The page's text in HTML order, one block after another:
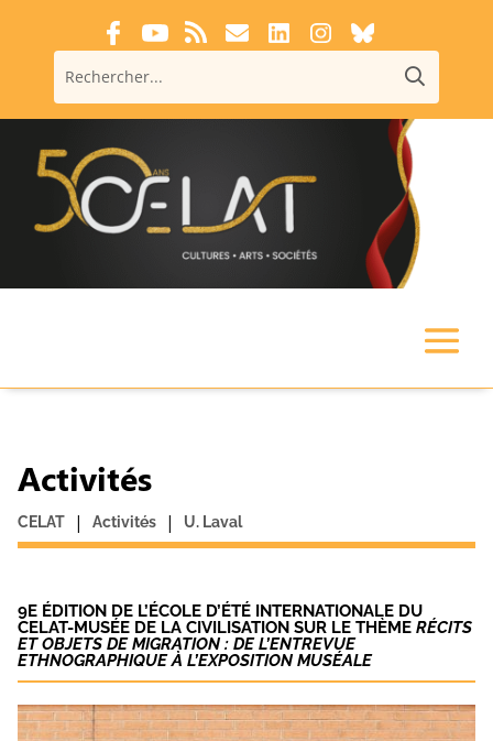
Activités
CELAT | Activités | U. Laval
9E ÉDITION DE L’ÉCOLE D’ÉTÉ INTERNATIONALE DU
CELAT-MUSÉE DE LA CIVILISATION SUR LE THÈME RÉCITS
ET OBJETS DE MIGRATION : DE L’ENTREVUE
ETHNOGRAPHIQUE À L’EXPOSITION MUSÉALE